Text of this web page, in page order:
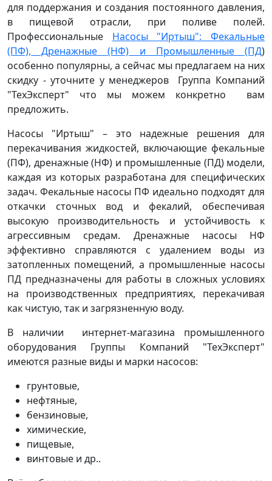
для поддержания и создания постоянного давления,
в пищевой отрасли, при поливе полей.
Профессиональные Насосы "Иртыш": Фекальные
(ПФ), Дренажные (НФ) и Промышленные (ПД)
особенно популярны, а сейчас мы предлагаем на них
скидку - уточните у менеджеров Группа Компаний
"ТехЭксперт" что мы можем конкретно вам
предложить.
Насосы "Иртыш" – это надежные решения для
перекачивания жидкостей, включающие фекальные
(ПФ), дренажные (НФ) и промышленные (ПД) модели,
каждая из которых разработана для специфических
задач. Фекальные насосы ПФ идеально подходят для
откачки сточных вод и фекалий, обеспечивая
высокую производительность и устойчивость к
агрессивным средам. Дренажные насосы НФ
эффективно справляются с удалением воды из
затопленных помещений, а промышленные насосы
ПД предназначены для работы в сложных условиях
на производственных предприятиях, перекачивая
как чистую, так и загрязненную воду.
В наличии интернет-магазина промышленного
оборудования Группы Компаний "ТехЭксперт"
имеются разные виды и марки насосов:
грунтовые,
нефтяные,
бензиновые,
химические,
пищевые,
винтовые и др..